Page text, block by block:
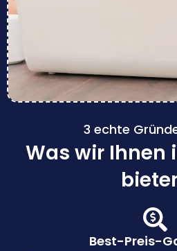
3 echte
Was wir Ihnen
Best-Preis-